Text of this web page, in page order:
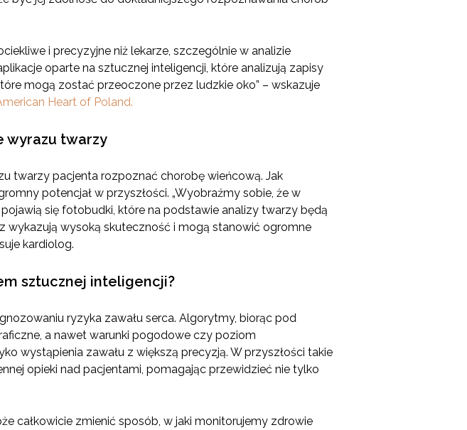
i precyzyjne niż lekarze, szczególnie w analizie
oparte na sztucznej inteligencji, które analizują zapisy
mogą zostać przeoczone przez ludzkie oko” – wskazuje
Heart of Poland.
wyrazu twarzy
twarzy pacjenta rozpoznać chorobę wieńcową. Jak
potencjał w przyszłości. „Wyobraźmy sobie, że w
się fotobudki, które na podstawie analizy twarzy będą
wykazują wysoką skuteczność i mogą stanowić ogromne
kardiolog.
sztucznej inteligencji?
ryzyka zawału serca. Algorytmy, biorąc pod
a nawet warunki pogodowe czy poziom
wystąpienia zawału z większą precyzją. W przyszłości takie
opieki nad pacjentami, pomagając przewidzieć nie tylko
całkowicie zmienić sposób, w jaki monitorujemy zdrowie